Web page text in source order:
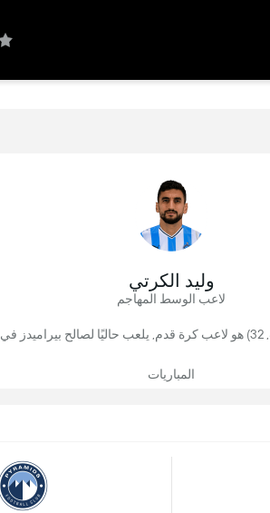
وليد الكرتي
لاعب الوسط المهاجم
المباريات